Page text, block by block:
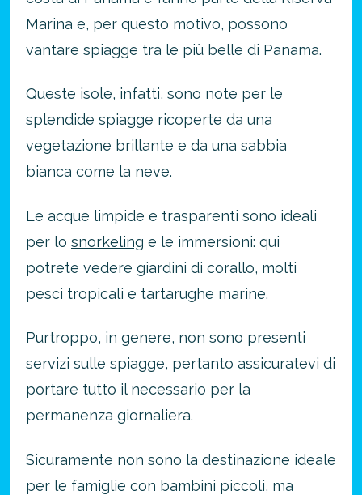
Marina e, per questo motivo, possono
vantare spiagge tra le più belle di Panama.
Queste isole, infatti, sono note per le
splendide spiagge ricoperte da una
vegetazione brillante e da una sabbia
bianca come la neve.
Le acque limpide e trasparenti sono ideali
per lo snorkeling e le immersioni: qui
potrete vedere giardini di corallo, molti
pesci tropicali e tartarughe marine.
Purtroppo, in genere, non sono presenti
servizi sulle spiagge, pertanto assicuratevi di
portare tutto il necessario per la
permanenza giornaliera.
Sicuramente non sono la destinazione ideale
per le famiglie con bambini piccoli, ma